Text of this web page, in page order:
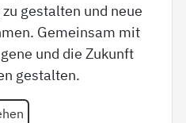
gestalten und neue
Gemeinsam mit
und die Zukunft
gestalten.